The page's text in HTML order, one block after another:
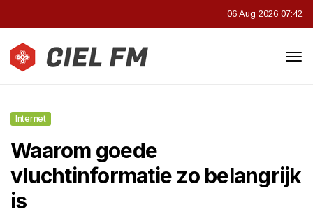
06 Aug 2026 07:42
Internet
Waarom goede
vluchtinformatie zo belangrijk
is